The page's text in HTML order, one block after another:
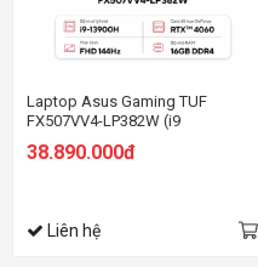
Laptop Asus Gaming TUF
FX507VV4-LP382W (i9
SSD/15.6 FHD 144hz/RTX 4060
38.890.000đ
Liên hệ